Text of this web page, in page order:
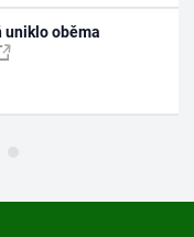
uniklo oběma